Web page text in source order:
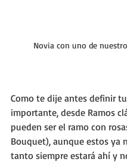
Novia con uno de
Como te dije antes definir
importante, desde Ramos
pueden ser el ramo con
Bouquet), aunque estos ya
tanto siempre estará ahí y